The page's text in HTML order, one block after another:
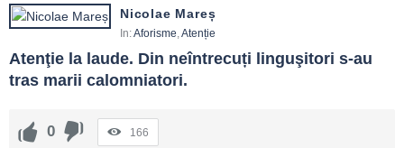
Nicolae Mareș
In:Aforisme,Atenție
Atenţie la laude. Din neîntrecuți linguşitori s-au
tras marii calomniatori.
0 166